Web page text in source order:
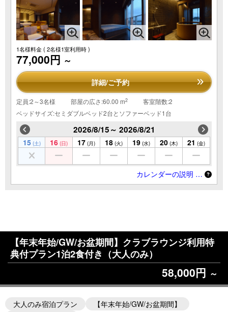
1名様料金( 2名様1室利用時 )
77,000円 ～
詳細/ご予約
定員:2～3名様 部屋の広さ:60.00 m2
客室階数:2
ベッドサイズ:セミダブルベッド2台とソファーベッド1台
2026/8/15～ 2026/8/21
15 (土) 16 (日) 17 (月) 18 (火) 19 (水) 20 (木) 21 (金)
カレンダーの説明 …
【年末年始/GW/お盆期間】クラブラウンジ利用特
典付プラン1泊2食付き（大人のみ）
58,000円 ～
大人のみ宿泊プラン 【年末年始/GW/お盆期間】